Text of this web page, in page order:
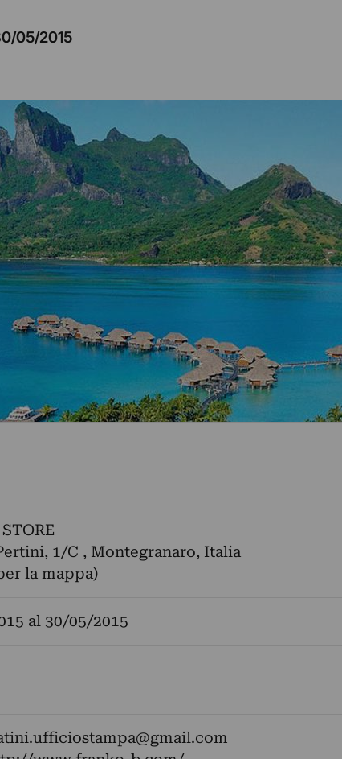
05/2015
1/C , Montegranaro, Italia
la mappa)
al 30/05/2015